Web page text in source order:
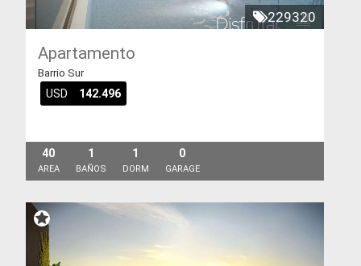
229320
Apartamento
Barrio Sur
USD 142.496
40
AREA
1
BAÑOS
1
DORM
0
GARAGE